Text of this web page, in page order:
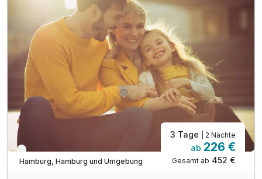
1 x Begrüßungsgetränk
1 x Flasche Wasser zur Anreise auf dem Zimmer
inkl. Late Check Out bis 13 Uhr nach Verfügbarkeit
inkl. W-LAN Nutzung
Verfügbar bis November
Hamburg, Hamburg und Umgebung
3 Tage | 2 Nächte
ab 226 €
Gesamt ab 452 €